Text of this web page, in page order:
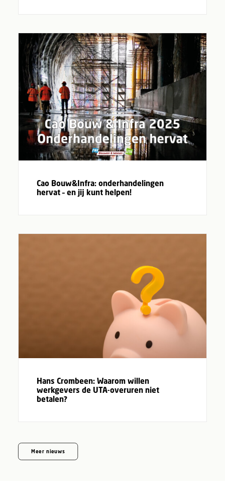
Cao Bouw&Infra: onderhandelingen
hervat – en jij kunt helpen!
Hans Crombeen: Waarom willen
werkgevers de UTA-overuren niet
betalen?
Meer nieuws